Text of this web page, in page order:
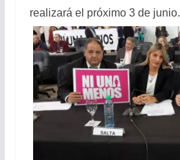
realizará el próximo 3 de junio.